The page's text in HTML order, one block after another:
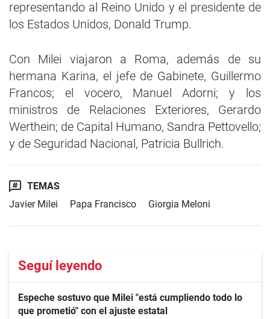
representando al Reino Unido y el presidente de
los Estados Unidos, Donald Trump.
Con Milei viajaron a Roma, además de su
hermana Karina, el jefe de Gabinete, Guillermo
Francos; el vocero, Manuel Adorni; y los
ministros de Relaciones Exteriores, Gerardo
Werthein; de Capital Humano, Sandra Pettovello;
y de Seguridad Nacional, Patricia Bullrich.
TEMAS
Javier Milei
Papa Francisco Giorgia Meloni
Seguí leyendo
Espeche sostuvo que Milei "está cumpliendo todo lo
que prometió" con el ajuste estatal